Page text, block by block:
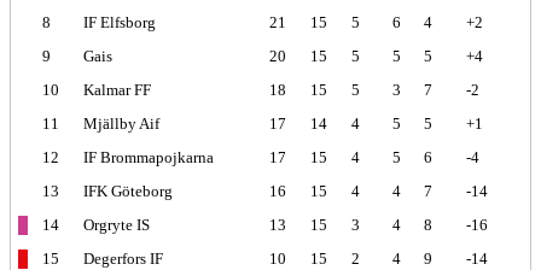
8
IF Elfsborg 21 15 5 6 4
+2
9
Gais 20 15 5 5 5
+4
10
Kalmar FF 18 15 5 3 7
-2
11
Mjällby Aif 17 14 4 5 5
+1
12
IF Brommapojkarna 17 15 4 5 6
-4
13
IFK Göteborg 16 15 4 4 7
-14
14
Orgryte IS 13 15 3 4 8
-16
15
Degerfors IF 10 15 2 4 9
-14